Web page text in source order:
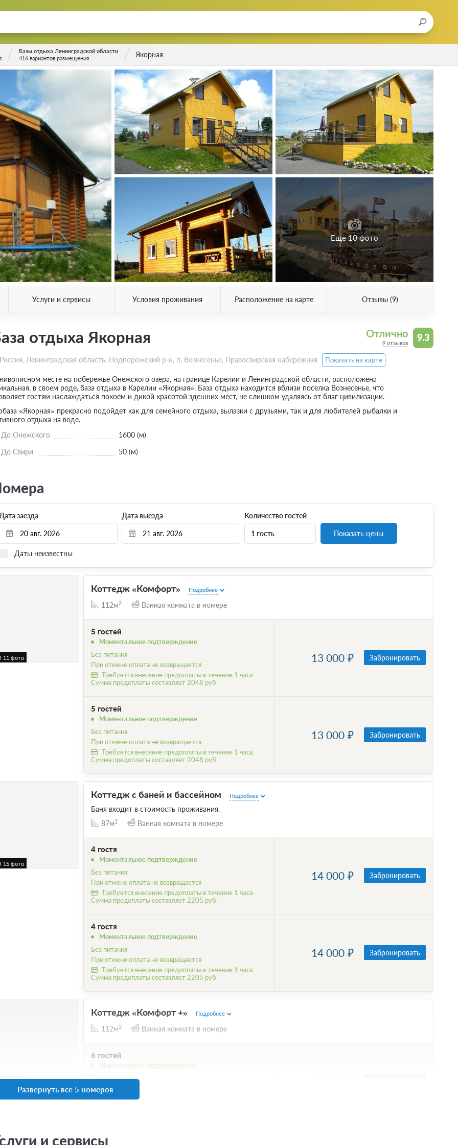
Базы отдыха Ленинградской области
416 вариантов размещения
Якорная
Еще 10 фото
Услуги и сервисы Условия проживания Расположение на карте Отзывы (9)
9.3
Отлично
9 отзывов
отдыха Якорная
Ленинградская область, Подпорожский р-н, п. Вознесенье, Правосвирская набережная Показать на карте
месте на побережье Онежского озера, на границе Карелии и Ленинградской области, расположена
в своем роде, база отдыха в Карелии «Якорная». База отдыха находится вблизи поселка Вознесенье, что
гостям наслаждаться покоем и дикой красотой здешних мест, не слишком удаляясь от благ цивилизации.
«Якорная» прекрасно подойдет как для семейного отдыха, вылазки с друзьями, так и для любителей рыбалки и
отдыха на воде.
До Онежского
1600 (м)
До Свири
50 (м)
заезда Дата выезда
Даты неизвестны
Количество гостей
1 гость Показать цены
11 фото
Коттедж «Комфорт» Подробнее
112м2 Ванная комната в номере
5 гостей
Моментальное подтверждение
Без питания
При отмене оплата не возвращается
Требуется внесение предоплаты в течение 1 часа.
Сумма предоплаты составляет 2048 руб.
13 000 Забронировать
5 гостей
Моментальное подтверждение
Без питания
При отмене оплата не возвращается
Требуется внесение предоплаты в течение 1 часа.
Сумма предоплаты составляет 2048 руб.
13 000 Забронировать
15 фото
Коттедж с баней и бассейном Подробнее
Баня входит в стоимость проживания.
87м2 Ванная комната в номере
4 гостя
Моментальное подтверждение
Без питания
При отмене оплата не возвращается
Требуется внесение предоплаты в течение 1 часа.
Сумма предоплаты составляет 2205 руб.
14 000 Забронировать
4 гостя
Моментальное подтверждение
Без питания
При отмене оплата не возвращается
Требуется внесение предоплаты в течение 1 часа.
Сумма предоплаты составляет 2205 руб.
14 000 Забронировать
8 фото
Коттедж «Комфорт +» Подробнее
112м2 Ванная комната в номере
6 гостей
Моментальное подтверждение
Без питания
При отмене оплата не возвращается
Требуется внесение предоплаты в течение 1 часа.
Моментальное подтверждение
Развернуть все 5 номеров
и сервисы